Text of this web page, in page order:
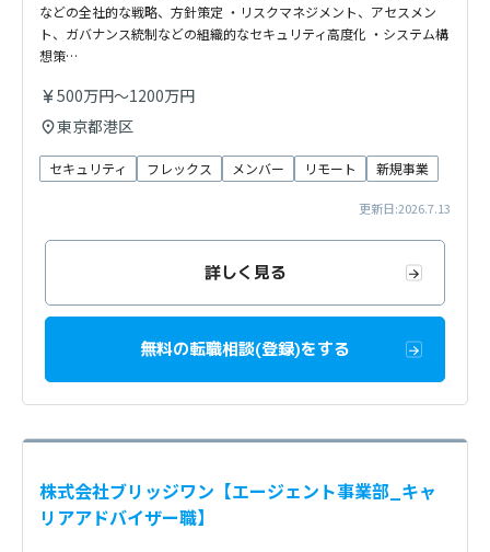
などの全社的な戦略、方針策定 ・リスクマネジメント、アセスメン
ト、ガバナンス統制などの組織的なセキュリティ高度化 ・システム構
想策…
500万円～1200万円
東京都港区
セキュリティ フレックス メンバー リモート 新規事業
更新日:2026.7.13
詳しく見る
無料の転職相談(登録)をする
株式会社ブリッジワン【エージェント事業部_キャ
リアアドバイザー職】